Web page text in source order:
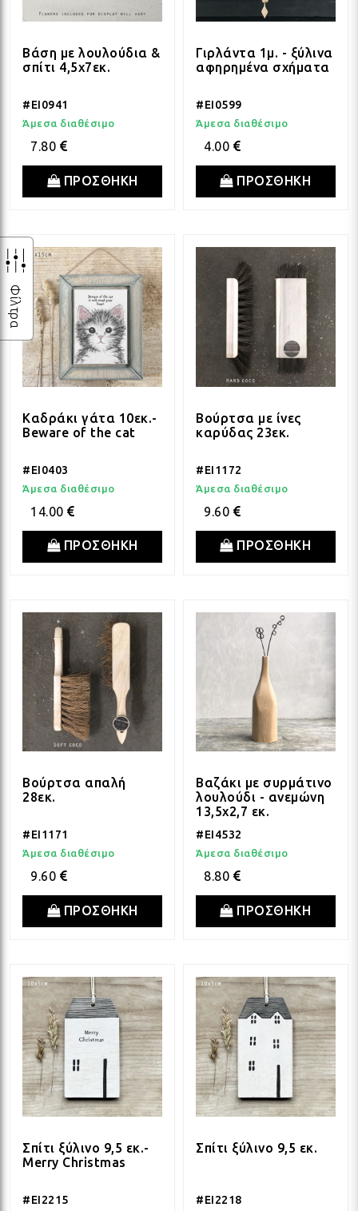
Φίλτρα
Βάση με λουλούδια &
σπίτι 4,5x7εκ.
#EI0941
Άμεσα διαθέσιμο
7.80
ΠΡΟΣΘΗΚΗ
Γιρλάντα 1μ. - ξύλινα
αφηρημένα σχήματα
#EI0599
Άμεσα διαθέσιμο
4.00
ΠΡΟΣΘΗΚΗ
Καδράκι γάτα 10εκ.-
Beware of the cat
#EI0403
Άμεσα διαθέσιμο
14.00
ΠΡΟΣΘΗΚΗ
Βούρτσα με ίνες
καρύδας 23εκ.
#EI1172
Άμεσα διαθέσιμο
9.60
ΠΡΟΣΘΗΚΗ
Βούρτσα απαλή
28εκ.
#EI1171
Άμεσα διαθέσιμο
9.60
ΠΡΟΣΘΗΚΗ
Βαζάκι με συρμάτινο
λουλούδι - ανεμώνη
13,5x2,7 εκ.
#EI4532
Άμεσα διαθέσιμο
8.80
ΠΡΟΣΘΗΚΗ
Σπίτι ξύλινο 9,5 εκ.-
Merry Christmas
#EI2215
Σπίτι ξύλινο 9,5 εκ.
#EI2218